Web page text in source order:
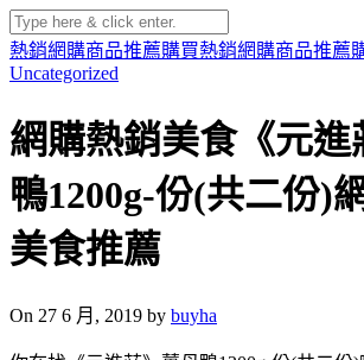
熱銷網購商品推薦購買熱銷網購商品推薦
Uncategorized
網購熱銷美食《元進
鴨1200g-份(共二份)
美食推薦
On 27 6 月, 2019 by buyha